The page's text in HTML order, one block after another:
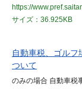
https://
サイズ：36.925KB
自動車税、ゴルフ
ついて
のみの場合 自動車税